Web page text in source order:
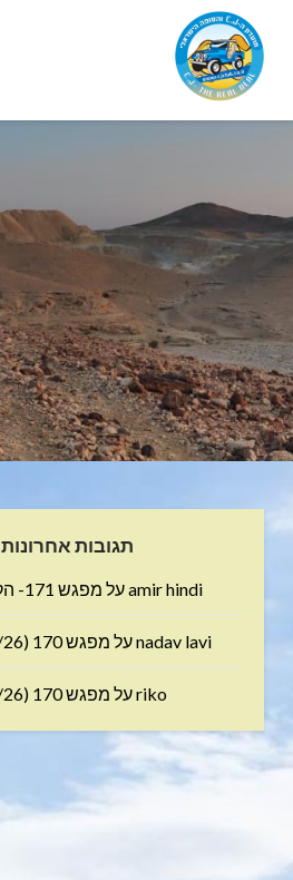
תגובות אחרונות
amir hindiעל מפגש 171- הקיץ הגיע (6/26)
nadav laviעל מפגש 170 (5/26)- מבוקר לצין
rikoעל מפגש 170 (5/26)- מבוקר לצין